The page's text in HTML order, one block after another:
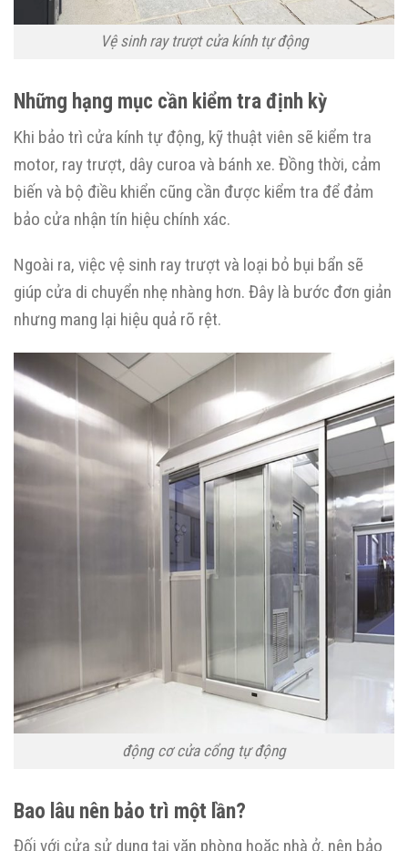
Vệ sinh ray trượt cửa kính tự động
Những hạng mục cần kiểm tra định kỳ
Khi bảo trì cửa kính tự động, kỹ thuật viên sẽ kiểm tra
motor, ray trượt, dây curoa và bánh xe. Đồng thời, cảm
biến và bộ điều khiển cũng cần được kiểm tra để đảm
bảo cửa nhận tín hiệu chính xác.
Ngoài ra, việc vệ sinh ray trượt và loại bỏ bụi bẩn sẽ
giúp cửa di chuyển nhẹ nhàng hơn. Đây là bước đơn giản
nhưng mang lại hiệu quả rõ rệt.
động cơ cửa cổng tự động
Bao lâu nên bảo trì một lần?
Đối với cửa sử dụng tại văn phòng hoặc nhà ở, nên bảo